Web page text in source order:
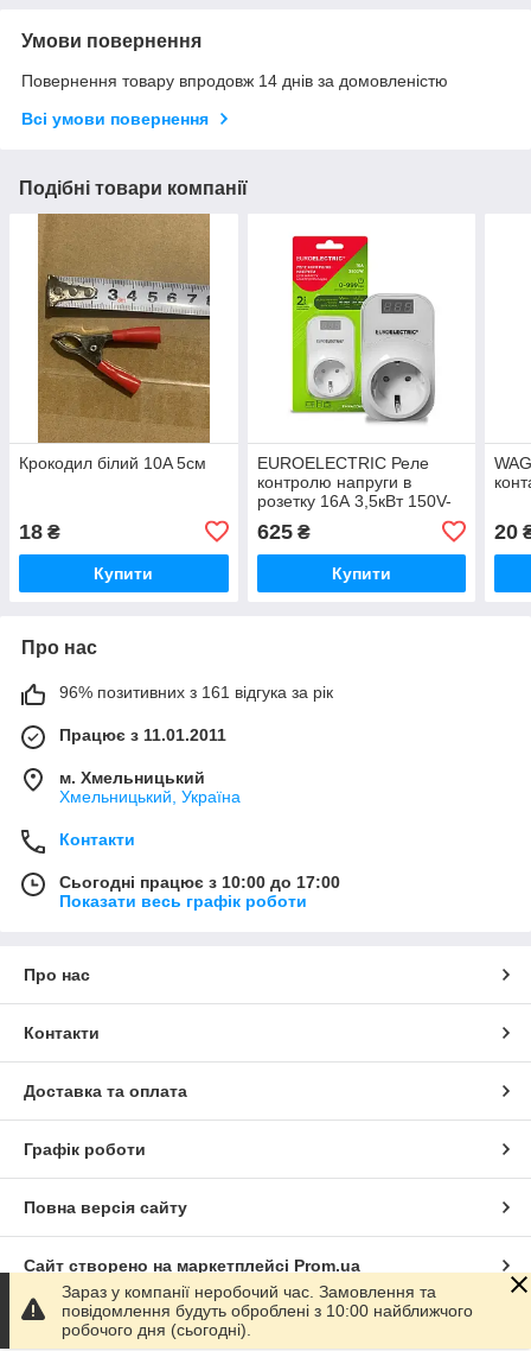
Умови повернення
Повернення товару впродовж 14 днів за домовленістю
Всі умови повернення
Подібні товари компанії
Крокодил білий 10A 5см
18 ₴
Купити
EUROELECTRIC Реле
контролю напруги в
розетку 16А 3,5кВт 150V-
625₴
Купити
20
Про нас
96% позитивних з 161 відгука за рік
Працює з 11.01.2011
м. Хмельницький
Хмельницький, Україна
Контакти
Сьогодні працює з 10:00 до 17:00
Показати весь графік роботи
Про нас
Контакти
Доставка та оплата
Графік роботи
Повна версія сайту
Сайт створено на маркетплейсі Prom.ua
Політика конфіденційності
Зараз у компанії неробочий час. Замовлення та
повідомлення будуть оброблені з 10:00 найближчого
робочого дня (сьогодні).